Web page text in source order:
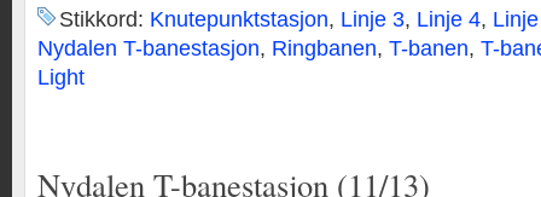
Stikkord: Knutepunktstasjon, Linje 3, Linje 4,
Nydalen T-banestasjon, Ringbanen, T-banen, T-
Light
Nydalen T-banestasjon (11/13)